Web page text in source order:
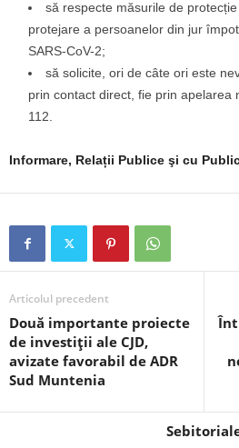
să respecte măsurile de
protejare a persoanelor din jur
SARS-CoV-2;
să solicite, ori de câte ori este
prin contact direct, fie prin apelarea
112.
Informare, Relații Publice şi cu
Articolul precedent
Două importante proiecte
de investiții ale CJD,
avizate favorabil de ADR
Sud Muntenia